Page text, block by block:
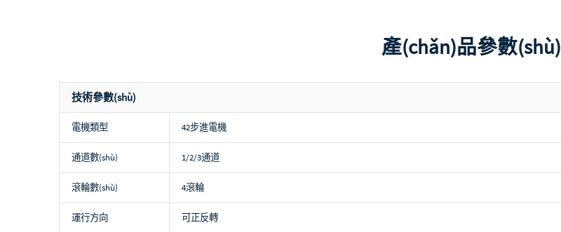
產(chǎn)品參數(shù)
技術參數(shù)
電機類型 42步進電機
通道數(shù) 1/2/3通道
滾輪數(shù) 4滾輪
運行方向 可正反轉